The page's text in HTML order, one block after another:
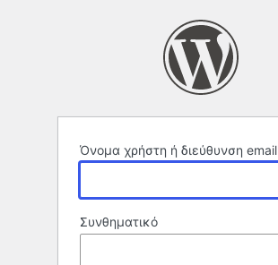
Όνομα χρήστη ή διεύθυνση email
Συνθηματικό